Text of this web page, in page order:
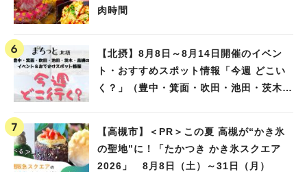
肉時間
【北摂】8月8日～8月14日開催のイベン
ト・おすすめスポット情報「今週 どこい
く？」（豊中・箕面・吹田・池田・茨木・
【高槻市】＜PR＞この夏 高槻が“かき氷
の聖地”に！「たかつき かき氷スクエア
2026」 8月8日（土）～31日（月）